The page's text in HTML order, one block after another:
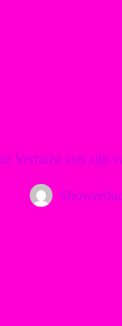
Verhulst ziet zijn